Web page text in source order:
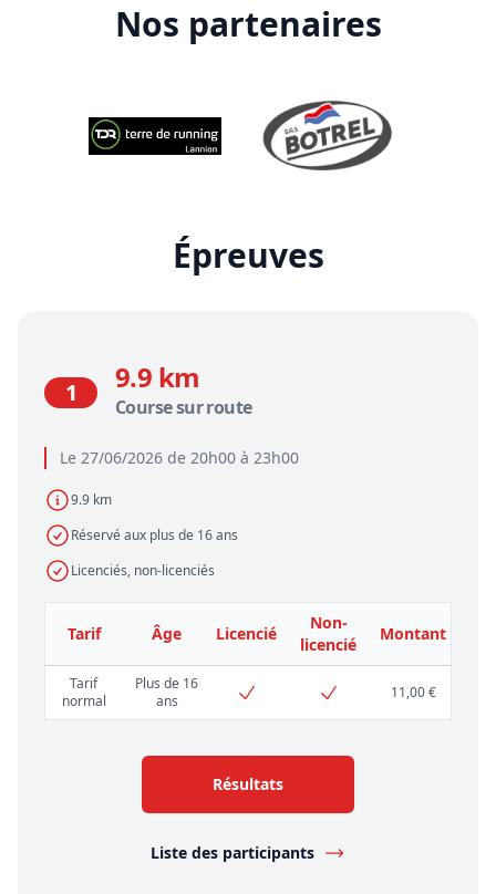
Nos partenaires
Épreuves
Le 27/06/2026 de 20h00 à 23h00
9.9 km
Réservé aux plus de 16 ans
Licenciés, non-licenciés
1 9.9 km
Course sur route
Tarif Âge Licencié
Non-
licencié
Montant
Tarif
normal
Plus de 16
ans
11,00 €
Résultats
Liste des participants